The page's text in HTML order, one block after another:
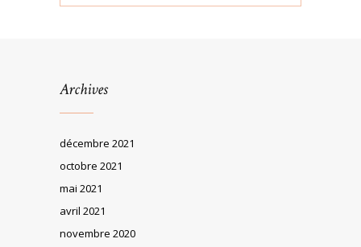
Archives
décembre 2021
octobre 2021
mai 2021
avril 2021
novembre 2020